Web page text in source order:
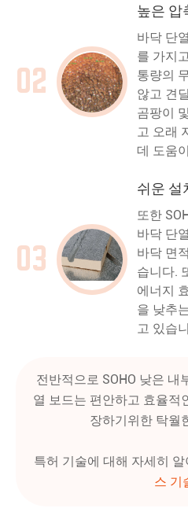
02
높은 압
바닥 단
를 가지
통량의
않고 견
곰팡이
고 오래
데 도움
03
쉬운 설
또한
바닥 단
바닥 면
습니다.
에너지
을 낮추
고 있습
전반적으로 SOHO 낮은 내
열 보드는 편안하고 효율적
장하기위한 탁월
특허 기술에 대해 자세히
스 기